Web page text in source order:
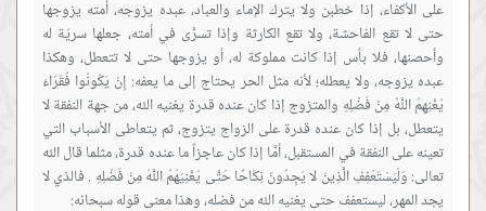
على الأكفاء، إذا خطبن ولا يترك الإماء والعباد، عبده يزوجه، أمته يزوجها
حتى لا تقع الفاحشة، ولا تقع الكارثة وإذا تسرَّى في أمته، جعلها سريّة له
وأحصنها، فلا بأس إذا كانت مملوكة له، أو يزوجها حتى لا تتعطل، وهكذا
عبده يزوجه، ولا يعطله؛ لأنه مثل الحر يحتاج إلى ما يعفه: إِنْ يَكُونُوا فُقَرَاءَ
يُغْنِهِمُ اللَّهُ مِنْ فَضْلِهِ والمتزوج إذا كان عنده قدرة يغنيه الله، من جهة النفقة لا
يتعطل، بل إذا كان عنده قدرة على الزواج يتزوج، ثم يتعاطى الأسباب التي
تعينه على النفقة في المستقبل، أمَّا إذا كان عاجزاً ما عنده قدرة، مثلما قال الله
تعالى: وَلْيَسْتَعْفِفِ الَّذِينَ لا يَجِدُونَ نِكَاحًا حَتَّى يُغْنِيَهُمُ اللَّهُ مِنْ فَضْلِهِ . فالذي لا